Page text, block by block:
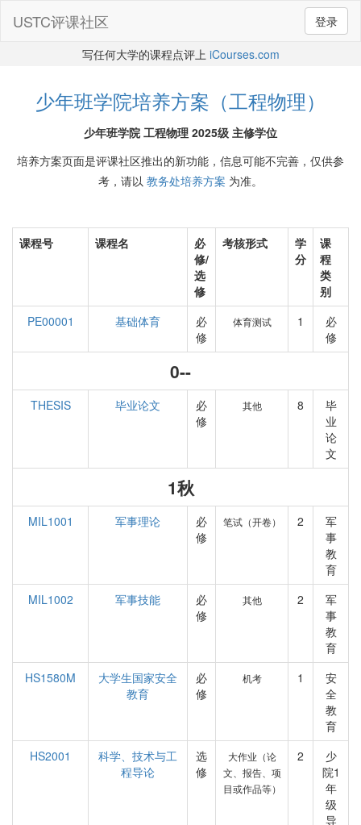
登录
USTC评课社区
写任何大学的课程点评上 iCourses.com
少年班学院培养方案（工程物理）
少年班学院 工程物理 2025级 主修学位
培养方案页面是评课社区推出的新功能，信息可能不完善，仅供参
考，请以 教务处培养方案 为准。
课程号 课程名
必
修/
选
修
考核形式
学
分
课
程
类
别
PE00001
基础体育
必
修
体育测试 1
必
修
0--
THESIS 毕业论文
必
修
其他 8
毕
业
论
文
1秋
MIL1001 军事理论
必
修
笔试（开卷） 2
军
事
教
育
MIL1002
军事技能
必
修
其他 2
军
事
教
育
HS1580M
大学生国家安全
教育
必
修
机考 1
安
全
教
育
HS2001
科学、技术与工
程导论
选
修
大作业（论
文、报告、项
目或作品等）
2
少
院1
年
级
导